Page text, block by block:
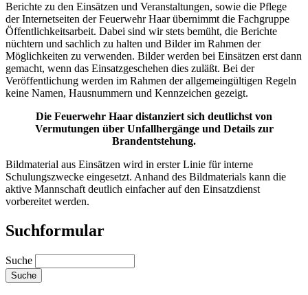
Berichte zu den Einsätzen und Veranstaltungen, sowie die Pflege
der Internetseiten der Feuerwehr Haar übernimmt die Fachgruppe
Öffentlichkeitsarbeit. Dabei sind wir stets bemüht, die Berichte
nüchtern und sachlich zu halten und Bilder im Rahmen der
Möglichkeiten zu verwenden. Bilder werden bei Einsätzen erst dann
gemacht, wenn das Einsatzgeschehen dies zuläßt. Bei der
Veröffentlichung werden im Rahmen der allgemeingültigen Regeln
keine Namen, Hausnummern und Kennzeichen gezeigt.
Die Feuerwehr Haar distanziert sich deutlichst von
Vermutungen über Unfallhergänge und Details zur
Brandentstehung.
Bildmaterial aus Einsätzen wird in erster Linie für interne
Schulungszwecke eingesetzt. Anhand des Bildmaterials kann die
aktive Mannschaft deutlich einfacher auf den Einsatzdienst
vorbereitet werden.
Suchformular
Suche